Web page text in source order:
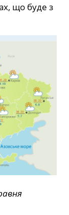
що буде з